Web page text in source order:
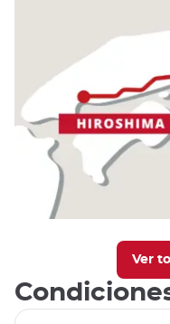
Ver